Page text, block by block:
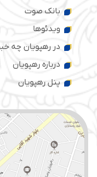
بانک صوت
ویدئوها
در رهپویان چه
درباره رهپویان
پنل رهپویان